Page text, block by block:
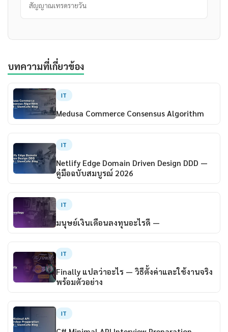
สัญญาณเทรดรายวัน
บทความที่เกี่ยวข้อง
IT
Medusa Commerce Consensus Algorithm
IT
Netlify Edge Domain Driven Design DDD —
คู่มือฉบับสมบูรณ์ 2026
IT
มนุษย์เงินเดือนลงทุนอะไรดี —
IT
Finally แปลว่าอะไร — วิธีตั้งค่าและใช้งานจริง
พร้อมตัวอย่าง
IT